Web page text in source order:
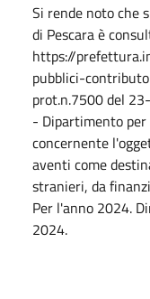
Si rende noto che
di Pescara è
https://
pubblici-
prot.n.7500 del
- Dipartimento
concernente
aventi come
stranieri, da
Per l'anno 2024.
2024.